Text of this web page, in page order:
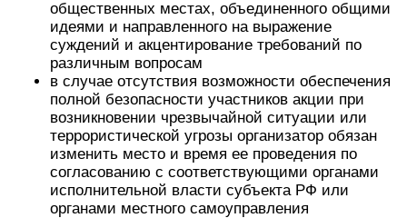
общественных местах, объединенного общими
идеями и направленного на выражение
суждений и акцентирование требований по
различным вопросам
в случае отсутствия возможности обеспечения
полной безопасности участников акции при
возникновении чрезвычайной ситуации или
террористической угрозы организатор обязан
изменить место и время ее проведения по
согласованию с соответствующими органами
исполнительной власти субъекта РФ или
органами местного самоуправления